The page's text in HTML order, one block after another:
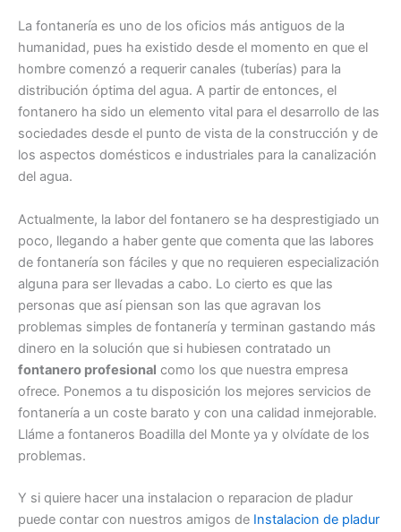
La fontanería es uno de los oficios más antiguos de la
humanidad, pues ha existido desde el momento en que el
hombre comenzó a requerir canales (tuberías) para la
distribución óptima del agua. A partir de entonces, el
fontanero ha sido un elemento vital para el desarrollo de las
sociedades desde el punto de vista de la construcción y de
los aspectos domésticos e industriales para la canalización
del agua.
Actualmente, la labor del fontanero se ha desprestigiado un
poco, llegando a haber gente que comenta que las labores
de fontanería son fáciles y que no requieren especialización
alguna para ser llevadas a cabo. Lo cierto es que las
personas que así piensan son las que agravan los
problemas simples de fontanería y terminan gastando más
dinero en la solución que si hubiesen contratado un
fontanero profesional como los que nuestra empresa
ofrece. Ponemos a tu disposición los mejores servicios de
fontanería a un coste barato y con una calidad inmejorable.
Lláme a fontaneros Boadilla del Monte ya y olvídate de los
problemas.
Y si quiere hacer una instalacion o reparacion de pladur
puede contar con nuestros amigos de Instalacion de pladur